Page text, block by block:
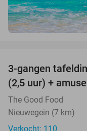
3-gangen
(2,5 uur) +
The Good Food
Nieuwegein (7 km)
Verkocht: 110